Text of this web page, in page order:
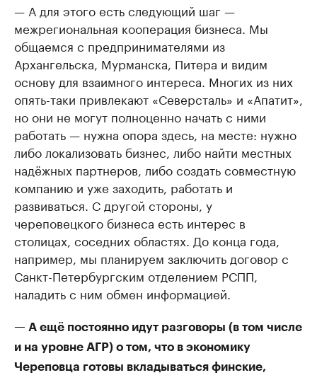
— А для этого есть следующий шаг —
межрегиональная кооперация бизнеса. Мы
общаемся с предпринимателями из
Архангельска, Мурманска, Питера и видим
основу для взаимного интереса. Многих из них
опять-таки привлекают «Северсталь» и «Апатит»,
но они не могут полноценно начать с ними
работать — нужна опора здесь, на месте: нужно
либо локализовать бизнес, либо найти местных
надёжных партнеров, либо создать совместную
компанию и уже заходить, работать и
развиваться. С другой стороны, у
череповецкого бизнеса есть интерес в
столицах, соседних областях. До конца года,
например, мы планируем заключить договор с
Санкт-Петербургским отделением РСПП,
наладить с ним обмен информацией.
— А ещё постоянно идут разговоры (в том числе
и на уровне АГР) о том, что в экономику
Череповца готовы вкладываться финские,